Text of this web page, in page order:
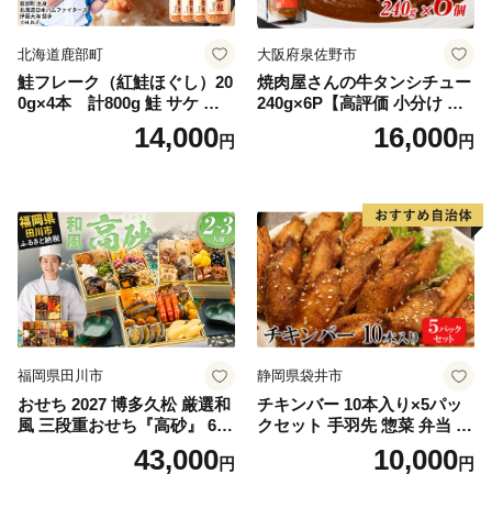
北海道鹿部町
鮭フレーク（紅鮭ほぐし）20
0g×4本 計800g 鮭 サケ 鮭
ほぐし サケフレーク シャケ
フレーク 鮭フレーク14,000円
大阪府泉佐野市
焼肉屋さんの牛タンシチュー
240g×6P【高評価 小分け 惣
菜 牛たん 一人暮らし 冷凍】
16,000円
福岡県田川市
おせち 2027 博多久松 厳選和
風 三段重おせち『高砂』 6.5
寸 3段重 2～3人前 おせち料
理 重箱 お正月 冷凍おせち 縁
43,000円
静岡県袋井市
チキンバー 10本入り×5パッ
クセット 手羽先 惣菜 弁当 お
かず お酒 おつまみ ギフト キ
ャンプ アウトドア キャンプ
10,000円